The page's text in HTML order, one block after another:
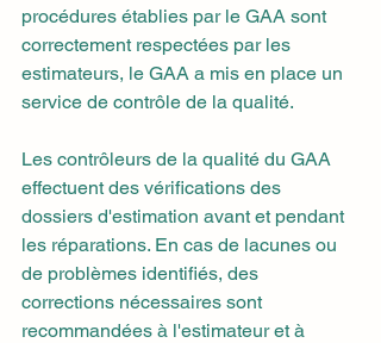
procédures établies par le GAA sont
correctement respectées par les
estimateurs, le GAA a mis en place un
service de contrôle de la qualité.
Les contrôleurs de la qualité du GAA
effectuent des vérifications des
dossiers d'estimation avant et pendant
les réparations. En cas de lacunes ou
de problèmes identifiés, des
corrections nécessaires sont
recommandées à l'estimateur et à